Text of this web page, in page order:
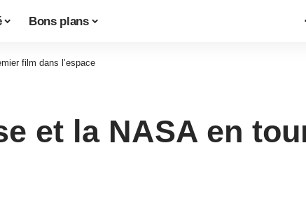
Bons plans
film dans l’espace
et la NASA en